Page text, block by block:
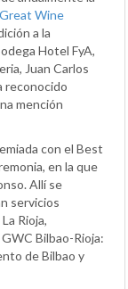
Great Wine
a la
Hotel FyA,
Juan Carlos
reconocido
mención
con el Best
en la que
Allí se
servicios
Rioja,
Bilbao-Rioja:
de Bilbao y